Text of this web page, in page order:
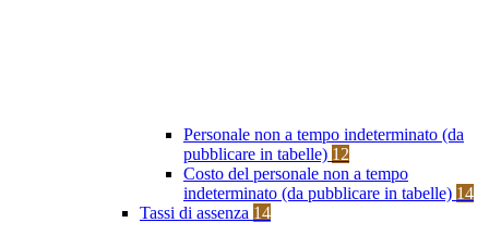
Personale non a tempo indeterminato (da
pubblicare in tabelle) 12
Costo del personale non a tempo
indeterminato (da pubblicare in tabelle) 14
Tassi di assenza 14